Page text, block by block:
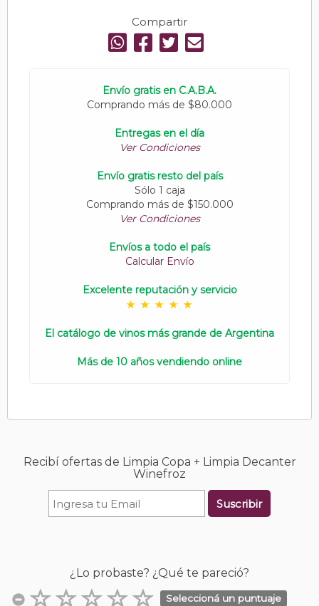
Compartir
Envío gratis en C.A.B.A.
Comprando más de $80.000
Entregas en el día
Ver Condiciones
Envío gratis resto del país
Sólo 1 caja
Comprando más de $150.000
Ver Condiciones
Envíos a todo el país
Calcular Envío
Excelente reputación y servicio
El catálogo de vinos más grande de Argentina
Más de 10 años vendiendo online
Recibí ofertas de Limpia Copa + Limpia Decanter
Winefroz
Suscribir
¿Lo probaste? ¿Qué te pareció?
Seleccioná un puntuaje